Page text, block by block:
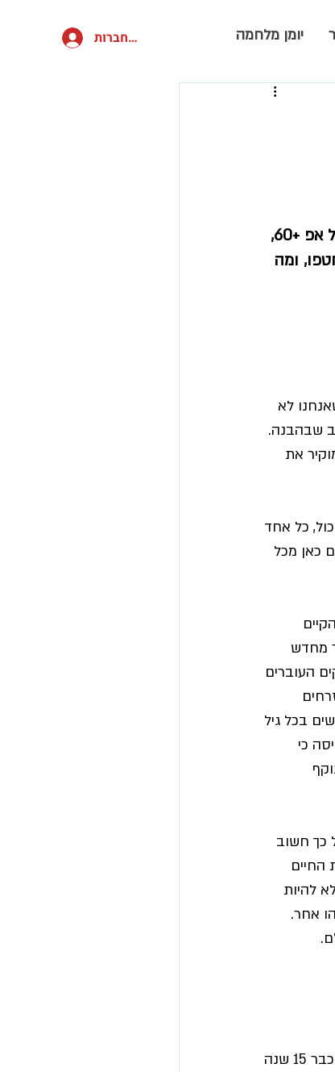
להתחברות יומן מלחמה
מנהלת תוכניות ג'וינט אשל פותחת את יומן המלחמה שלה: הפעילות המבורכת של אפ +60,
ומה
לא
שבהבנה.
את
כל אחד
כאן מכל
מחדש
ותיקים העוברים
בכל גיל
כי
זה כל כך חשוב
החיים
להיות
אחר.
חשבתם פעם לקנות פירות וירקות בחצר של דיור מוגן?! אגלה לכם סוד, אני תושבת נתניה כבר 15 שנה